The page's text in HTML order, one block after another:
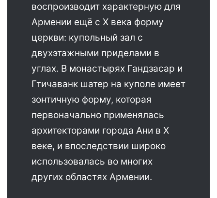
воспроизводит характерную для
Армении ещё с X века форму
церкви: купольный зал с
двухэтажными приделами в
углах. В монастырях Гандзасар и
Гтичаванк шатер на куполе имеет
зонтичную форму, которая
первоначально применялась
архитекторами города Ани в X
веке, и впоследствии широко
использовалась во многих
других областях Армении.